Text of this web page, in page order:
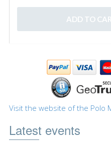
Visit the website of the Polo
Latest events